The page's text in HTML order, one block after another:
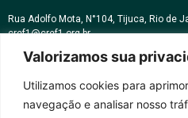
Valorizamos sua
Utilizamos cookies para
navegação e analisar nosso
Rua Adolfo Mota, N°104, Tijuca, Rio de
cref1@cref1.org.br
Assessoria de comunicação: